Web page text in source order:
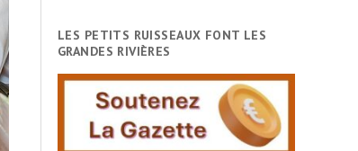
LES PETITS RUISSEAUX FONT LES
GRANDES RIVIÈRES